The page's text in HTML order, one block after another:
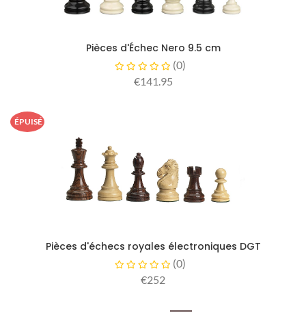
Pièces d'Échec Nero 9.5 cm
(0)
€141.95
ÉPUISÉ
Pièces d'échecs royales électroniques DGT
(0)
€252